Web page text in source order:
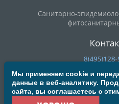
Санитарно-
ул. Новая Басманная, д. 23Б,
Мы применяем cookie и
данные в веб-аналитику.
сайта, вы соглашаетесь с